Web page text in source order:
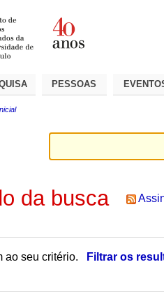
PESSOAS
da busca
ao seu critério.
Filtrar os